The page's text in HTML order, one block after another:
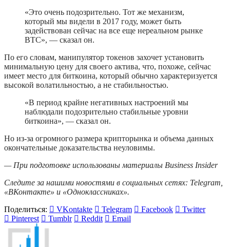
«Это очень подозрительно. Тот же механизм,
который мы видели в 2017 году, может быть
задействован сейчас на все еще нереальном рынке
BTC», — сказал он.
По его словам, манипулятор токенов захочет установить
минимальную цену для своего актива, что, похоже, сейчас
имеет место для биткоина, который обычно характеризуется
высокой волатильностью, а не стабильностью.
«В период крайне негативных настроений мы
наблюдали подозрительно стабильные уровни
биткоина», — сказал он.
Но из-за огромного размера крипторынка и объема данных
окончательные доказательства неуловимы.
— При подготовке использованы материалы Business Insider
Следите за нашими новостями в социальных сетях: Telegram,
«ВКонтакте» и «Одноклассниках».
Поделиться:
VKontakte Telegram Facebook
Twitter
Pinterest
Tumblr Reddit Email